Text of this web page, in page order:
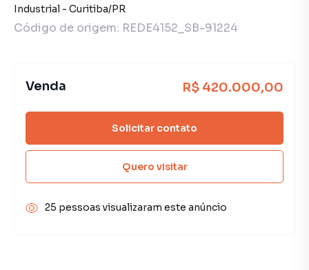
Industrial - Curitiba/PR
Código de origem: REDE4152_SB-91224
Venda R$ 420.000,00
Solicitar contato
Quero visitar
25 pessoas visualizaram este anúncio